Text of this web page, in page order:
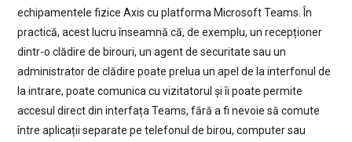
echipamentele fizice Axis cu platforma Microsoft Teams. În
practică, acest lucru înseamnă că, de exemplu, un recepționer
dintr-o clădire de birouri, un agent de securitate sau un
administrator de clădire poate prelua un apel de la interfonul de
la intrare, poate comunica cu vizitatorul și îi poate permite
accesul direct din interfața Teams, fără a fi nevoie să comute
între aplicații separate pe telefonul de birou, computer sau